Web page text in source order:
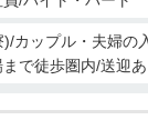
カップル・夫婦の
で徒歩圏内/送迎あ